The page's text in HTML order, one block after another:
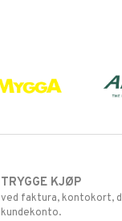
TRYGGE KJØP
ved faktura, kontokort,
kundekonto.